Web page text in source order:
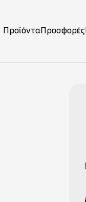
Προϊόντα Προσφορές